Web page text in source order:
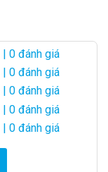
| 0 đánh giá
| 0 đánh giá
| 0 đánh giá
| 0 đánh giá
| 0 đánh giá